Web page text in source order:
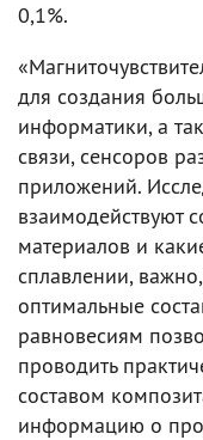
0,1%.
для создания
информатики, а
связи, сенсоров
приложений.
взаимодействуют
материалов и
сплавлении,
оптимальные
равновесиям
проводить
составом
информацию о